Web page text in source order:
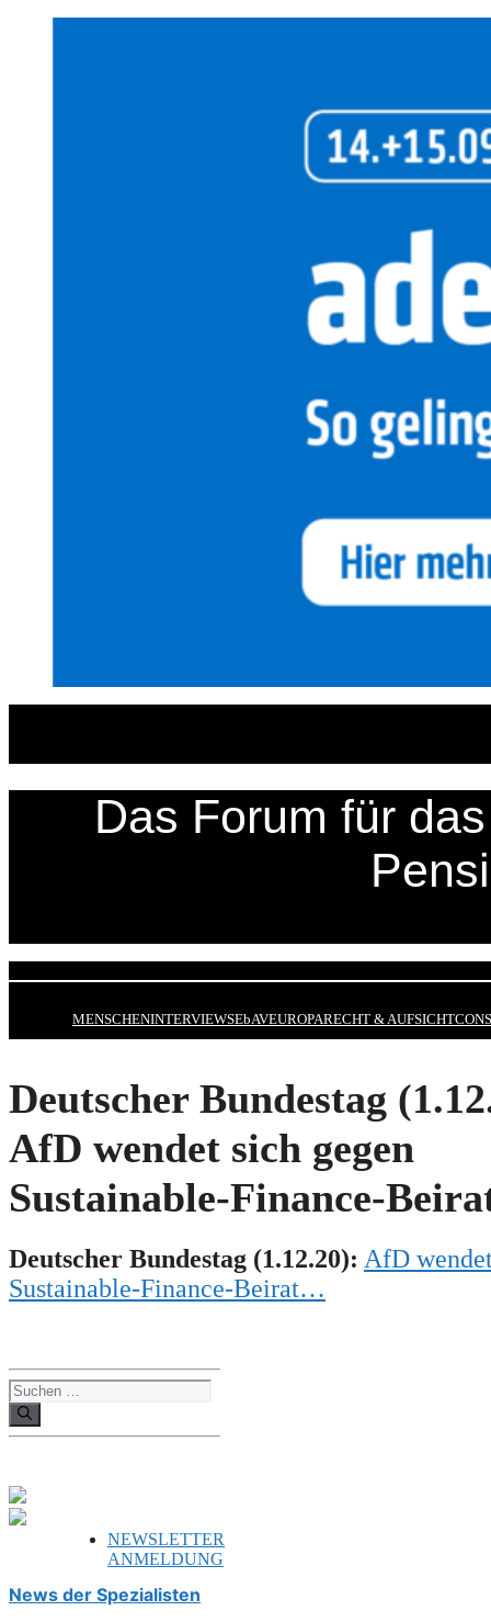
Das Forum für
MENSCHENINTERVIEWSEbAVEUROPARECHT & AUFSICHT
Deutscher Bundestag
AfD wendet sich gegen
Sustainable-Finance-
Deutscher Bundestag (1.12.20): AfD
Sustainable-Finance-Beirat…
Suchen
nach:
NEWSLETTER
ANMELDUNG
News der Spezialisten